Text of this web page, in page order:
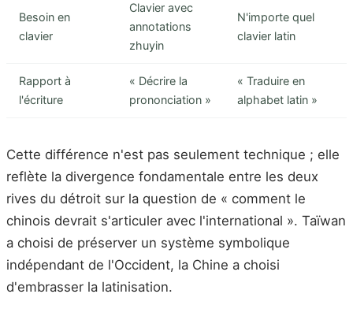
Besoin en
clavier
Clavier avec
annotations
zhuyin
N'importe quel
clavier latin
Rapport à
l'écriture
« Décrire la
prononciation »
« Traduire en
alphabet latin »
Cette différence n'est pas seulement technique ; elle
reflète la divergence fondamentale entre les deux
rives du détroit sur la question de « comment le
chinois devrait s'articuler avec l'international ». Taïwan
a choisi de préserver un système symbolique
indépendant de l'Occident, la Chine a choisi
d'embrasser la latinisation.